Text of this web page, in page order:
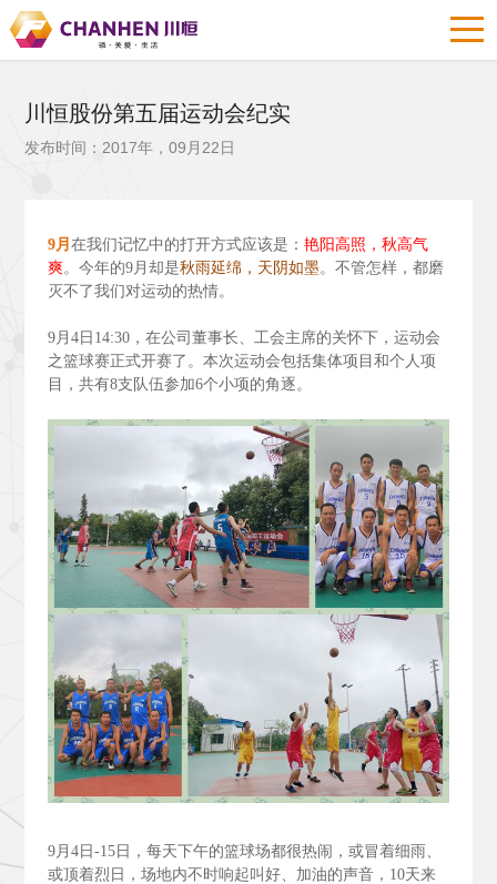
川恒股份第五届运动会纪实
发布时间：2017年，09月22日
9月 在我们记忆中的打开方式应该是： 艳阳高照，秋高气
爽。今年的9月却是秋雨延绵，天阴如墨。不管怎样，都磨
灭不了我们对运动的热情。
9月4日14:30，在公司董事长、工会主席的关怀下，运动会
之篮球赛正式开赛了。本次运动会包括集体项目和个人项
目，共有8支队伍参加6个小项的角逐。
9月4日-15日，每天下午的篮球场都很热闹，或冒着细雨、
或顶着烈日，场地内不时响起叫好、加油的声音，10天来